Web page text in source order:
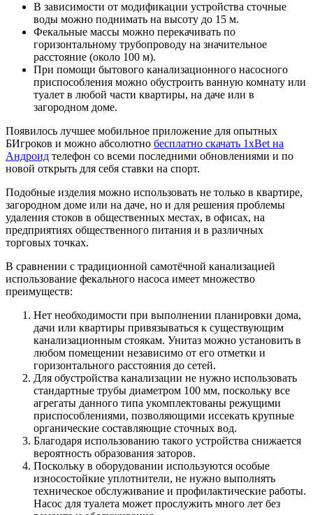
В зависимости от модификации устройства сточные
воды можно поднимать на высоту до 15 м.
Фекальные массы можно перекачивать по
горизонтальному трубопроводу на значительное
расстояние (около 100 м).
При помощи бытового канализационного насосного
приспособления можно обустроить ванную комнату или
туалет в любой части квартиры, на даче или в
загородном доме.
Появилось лучшее мобильное приложение для опытных
БИгроков и можно абсолютно бесплатно скачать 1xBet на
Андроид телефон со всеми последними обновлениями и по
новой открыть для себя ставки на спорт.
Подобные изделия можно использовать не только в квартире,
загородном доме или на даче, но и для решения проблемы
удаления стоков в общественных местах, в офисах, на
предприятиях общественного питания и в различных
торговых точках.
В сравнении с традиционной самотёчной канализацией
использование фекального насоса имеет множество
преимуществ:
Нет необходимости при выполнении планировки дома,
дачи или квартиры привязываться к существующим
канализационным стоякам. Унитаз можно установить в
любом помещении независимо от его отметки и
горизонтального расстояния до сетей.
Для обустройства канализации не нужно использовать
стандартные трубы диаметром 100 мм, поскольку все
агрегаты данного типа укомплектованы режущими
приспособлениями, позволяющими иссекать крупные
органические составляющие сточных вод.
Благодаря использованию такого устройства снижается
вероятность образования заторов.
Поскольку в оборудовании используются особые
износостойкие уплотнители, не нужно выполнять
техническое обслуживание и профилактические работы.
Насос для туалета может прослужить много лет без